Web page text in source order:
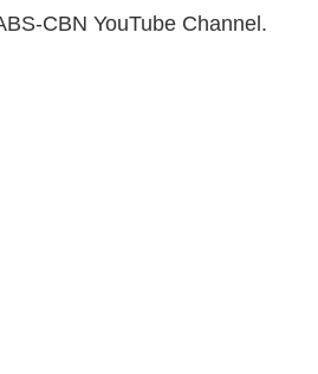
CBN YouTube Channel.